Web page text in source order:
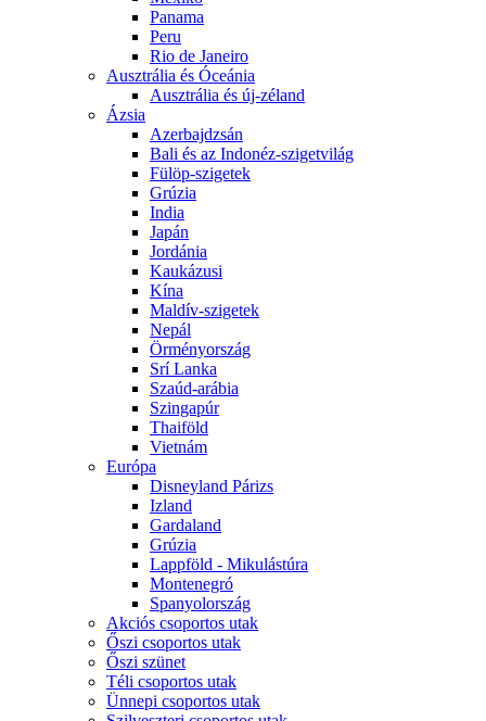
Panama
Peru
Rio de Janeiro
Ausztrália és Óceánia
Ausztrália és új-zéland
Ázsia
Azerbajdzsán
Bali és az Indonéz-szigetvilág
Fülöp-szigetek
Grúzia
India
Japán
Jordánia
Kaukázusi
Kína
Maldív-szigetek
Nepál
Örményország
Srí Lanka
Szaúd-arábia
Szingapúr
Thaiföld
Vietnám
Európa
Disneyland Párizs
Izland
Gardaland
Grúzia
Lappföld - Mikulástúra
Montenegró
Spanyolország
Akciós csoportos utak
Őszi csoportos utak
Őszi szünet
Téli csoportos utak
Ünnepi csoportos utak